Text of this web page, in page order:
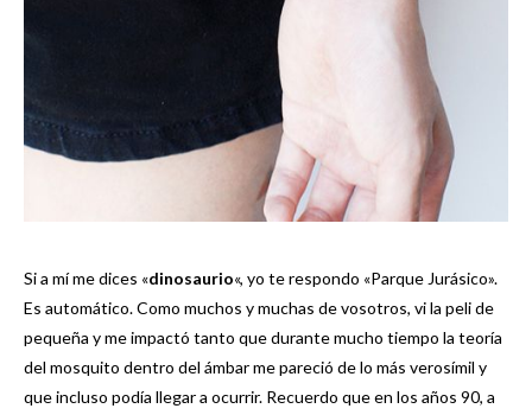
Si a mí me dices «dinosaurio«, yo te respondo «Parque Jurásico».
Es automático. Como muchos y muchas de vosotros, vi la peli de
pequeña y me impactó tanto que durante mucho tiempo la teoría
del mosquito dentro del ámbar me pareció de lo más verosímil y
que incluso podía llegar a ocurrir. Recuerdo que en los años 90, a